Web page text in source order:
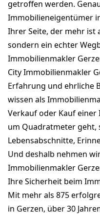
getroffen werden.
Immobilieneigentümer
Ihrer Seite, der mehr ist
sondern ein echter
Immobilienmakler
City Immobilienmakler
Erfahrung und ehrliche
wissen als
Verkauf oder Kauf
um Quadratmeter geht,
Lebensabschnitte,
Und deshalb nehmen
Immobilienmakler
Ihre Sicherheit beim
Mit mehr als 875
in Gerzen, über 30